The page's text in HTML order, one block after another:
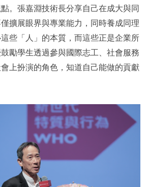
。張嘉淵技術長分享自己在成大與同
擴展眼界與專業能力，同時養成同理
些「人」的本質，而這些正是企業所
勵學生透過參與國際志工、社會服務
上扮演的角色，知道自己能做的貢獻